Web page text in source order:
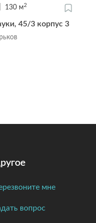
130 м2
45/3 корпус 3
мне
вопрос